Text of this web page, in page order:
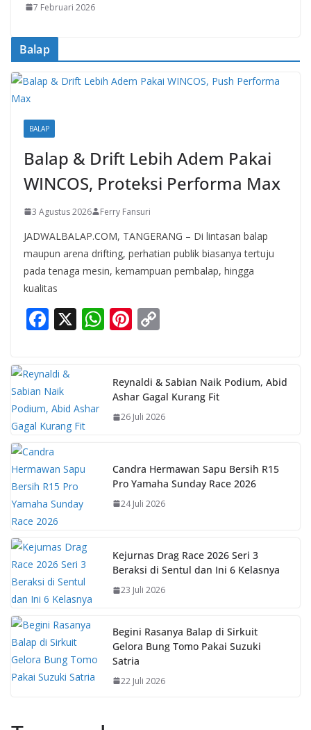
7 Februari 2026
Balap
BALAP
Balap & Drift Lebih Adem Pakai
WINCOS, Proteksi Performa Max
3 Agustus 2026 Ferry Fansuri
JADWALBALAP.COM, TANGERANG – Di lintasan balap
maupun arena drifting, perhatian publik biasanya tertuju
pada tenaga mesin, kemampuan pembalap, hingga
kualitas
F
e
b
o
o
k
X W
s
A
p
Pi
e
st
y
Li
n
Reynaldi & Sabian Naik Podium, Abid
Ashar Gagal Kurang Fit
26 Juli 2026
Candra Hermawan Sapu Bersih R15
Pro Yamaha Sunday Race 2026
24 Juli 2026
Kejurnas Drag Race 2026 Seri 3
Beraksi di Sentul dan Ini 6 Kelasnya
23 Juli 2026
Begini Rasanya Balap di Sirkuit
Gelora Bung Tomo Pakai Suzuki
Satria
22 Juli 2026